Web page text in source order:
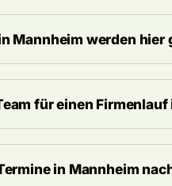
Mannheim werden hier
für einen
in Mannheim